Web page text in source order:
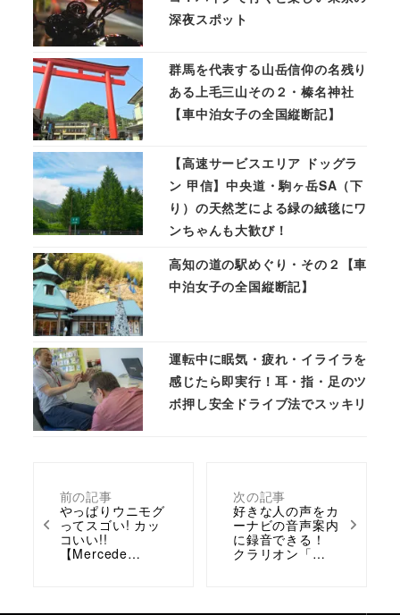
前の記事
やっぱりウニモグ
ってスゴい! カッ
コいい!!
【Mercede…
次の記事
好きな人の声をカ
ーナビの音声案内
に録音できる！
クラリオン「…
深夜スポット
群馬を代表する山岳信仰の名残り
ある上毛三山その２・榛名神社
【車中泊女子の全国縦断記】
【高速サービスエリア ドッグラ
ン 甲信】中央道・駒ヶ岳SA（下
り）の天然芝による緑の絨毯にワ
ンちゃんも大歓び！
高知の道の駅めぐり・その２【車
中泊女子の全国縦断記】
運転中に眠気・疲れ・イライラを
感じたら即実行！耳・指・足のツ
ボ押し安全ドライブ法でスッキリ